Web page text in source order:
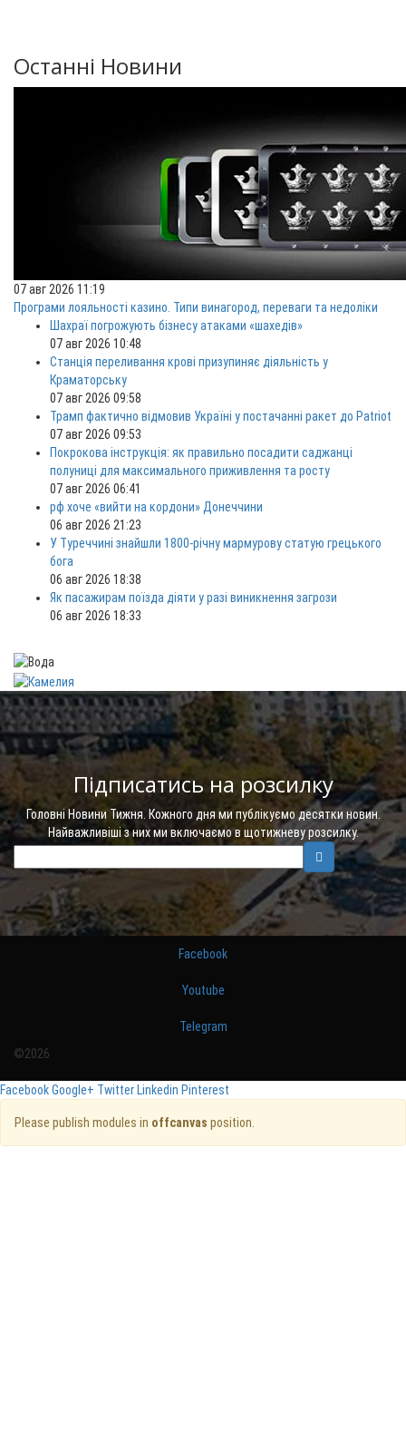
Останні Новини
07 авг 2026 11:19
Програми лояльності казино. Типи винагород, переваги та недоліки
Шахраї погрожують бізнесу атаками «шахедів»
07 авг 2026 10:48
Станція переливання крові призупиняє діяльність у
Краматорську
07 авг 2026 09:58
Трамп фактично відмовив Україні у постачанні ракет до Patriot
07 авг 2026 09:53
Покрокова інструкція: як правильно посадити саджанці
полуниці для максимального приживлення та росту
07 авг 2026 06:41
рф хоче «вийти на кордони» Донеччини
06 авг 2026 21:23
У Туреччині знайшли 1800-річну мармурову статую грецького
бога
06 авг 2026 18:38
Як пасажирам поїзда діяти у разі виникнення загрози
06 авг 2026 18:33
Підписатись на розсилку
Головні Новини Тижня. Кожного дня ми публікуємо десятки новин.
Найважливіші з них ми включаємо в щотижневу розсилку.
Facebook
Youtube
Telegram
©2026
FacebookGoogle+ TwitterLinkedin Pinterest
Please publish modules in offcanvas position.